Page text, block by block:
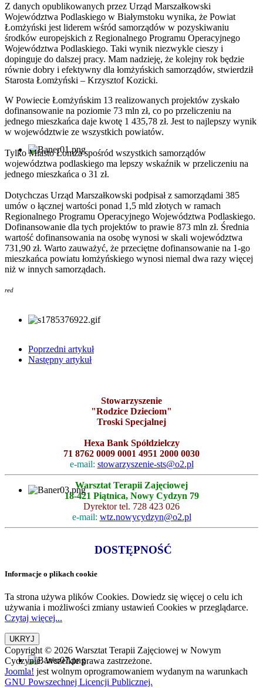
Z danych opublikowanych przez Urząd Marszałkowski
Województwa Podlaskiego w Białymstoku wynika, że Powiat
Łomżyński jest liderem wśród samorządów w pozyskiwaniu
środków europejskich z Regionalnego Programu Operacyjnego
Województwa Podlaskiego. Taki wynik niezwykle cieszy i
dopinguje do dalszej pracy. Mam nadzieję, że kolejny rok będzie
równie dobry i efektywny dla łomżyńskich samorządów, stwierdził
Starosta Łomżyński – Krzysztof Kozicki.
W Powiecie Łomżyńskim 13 realizowanych projektów zyskało
dofinansowanie na poziomie 73 mln zł, co po przeliczeniu na
jednego mieszkańca daje kwotę 1 435,78 zł. Jest to najlepszy wynik
w województwie ze wszystkich powiatów.
Tylko Miasto Łomża spośród wszystkich samorządów
województwa podlaskiego ma lepszy wskaźnik w przeliczeniu na
jednego mieszkańca o 31 zł.
Dotychczas Urząd Marszałkowski podpisał z samorządami 385
umów o łącznej wartości ponad 1,5 mld złotych w ramach
Regionalnego Programu Operacyjnego Województwa Podlaskiego.
Dofinansowanie dla tych projektów to prawie 873 mln zł. Średnia
wartość dofinansowania na osobę wynosi w skali województwa
731,90 zł. Warto zauważyć, że przeciętne dofinansowanie na 1-go
mieszkańca powiatu łomżyńskiego wynosi niemal dwa razy więcej
niż w innych samorządach.
red
Poprzedni artykuł
Następny artykuł
Stowarzyszenie
"Rodzice Dzieciom"
Troski Specjalnej
Hexa Bank Spółdzielczy
71 8762 0009 0001 4951 2000 0030
e-mail: stowarzyszenie-sts@o2.pl
Warsztat Terapii Zajęciowej
18-421 Piątnica, Nowy Cydzyn 79
Dyrektor tel. 728 423 026
e-mail: wtz.nowycydzyn@o2.pl
DOSTĘPNOŚĆ
Informacje o plikach cookie
Ta strona używa plików Cookies. Dowiedz się więcej o celu ich
używania i możliwości zmiany ustawień Cookies w przeglądarce.
Czytaj więcej...
Copyright © 2026 Warsztat Terapii Zajęciowej w Nowym
Cydzynie. Wszelkie prawa zastrzeżone.
Joomla! jest wolnym oprogramowaniem wydanym na warunkach
GNU Powszechnej Licencji Publicznej.